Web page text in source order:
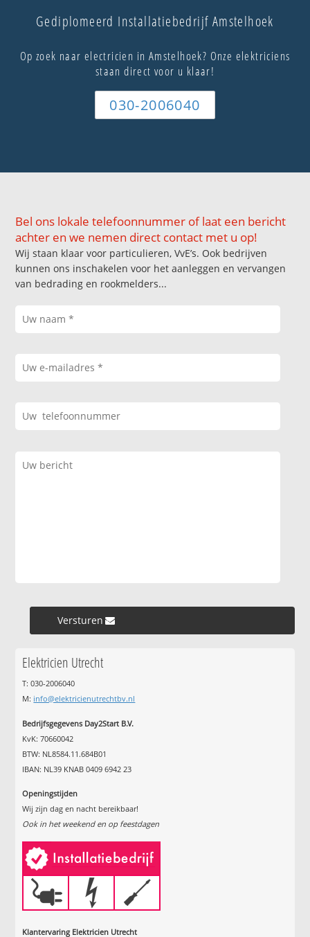
Gediplomeerd Installatiebedrijf Amstelhoek
Op zoek naar electricien in Amstelhoek? Onze elektriciens
staan direct voor u klaar!
030-2006040
Bel ons lokale telefoonnummer of laat een bericht
achter en we nemen direct contact met u op!
Wij staan klaar voor particulieren, VvE’s. Ook bedrijven
kunnen ons inschakelen voor het aanleggen en vervangen
van bedrading en rookmelders...
Versturen »
Elektricien Utrecht
T: 030-2006040
M: info@elektricienutrechtbv.nl
Bedrijfsgegevens Day2Start B.V.
KvK: 70660042
BTW: NL8584.11.684B01
IBAN: NL39 KNAB 0409 6942 23
Openingstijden
Wij zijn dag en nacht bereikbaar!
Ook in het weekend en op feestdagen
Klantervaring Elektricien Utrecht